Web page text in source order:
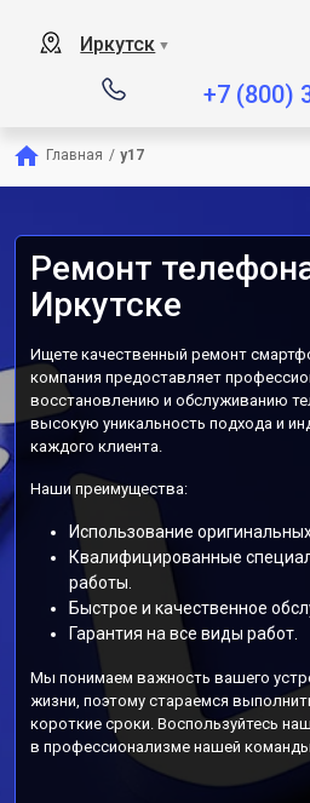
Иркутск ▼
+7 (800)
Главная / y17
Ремонт
Иркутске
Ищете качественный ремонт
компания предоставляет
восстановлению и обслуживанию
высокую уникальность подхода и
каждого клиента.
Наши преимущества:
Использование
Квалифицированные
работы.
Быстрое и качественное
Гарантия на все виды работ.
Мы понимаем важность вашего
жизни, поэтому стараемся
короткие сроки. Воспользуйтесь
в профессионализме нашей